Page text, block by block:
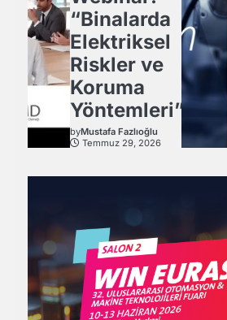
“Binalarda
Elektriksel
Riskler ve
Koruma
Yöntemleri”
byMustafa Fazlıoğlu
Temmuz 29, 2026